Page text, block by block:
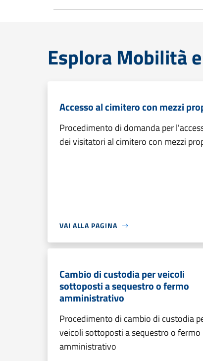
Esplora Mobilità
Accesso al cimitero con mezzi
Procedimento di domanda per
dei visitatori al cimitero con mezzi
VAI ALLA PAGINA
Cambio di custodia per veicoli
sottoposti a sequestro o fermo
amministrativo
Procedimento di cambio di custodia
veicoli sottoposti a sequestro o fermo
amministrativo